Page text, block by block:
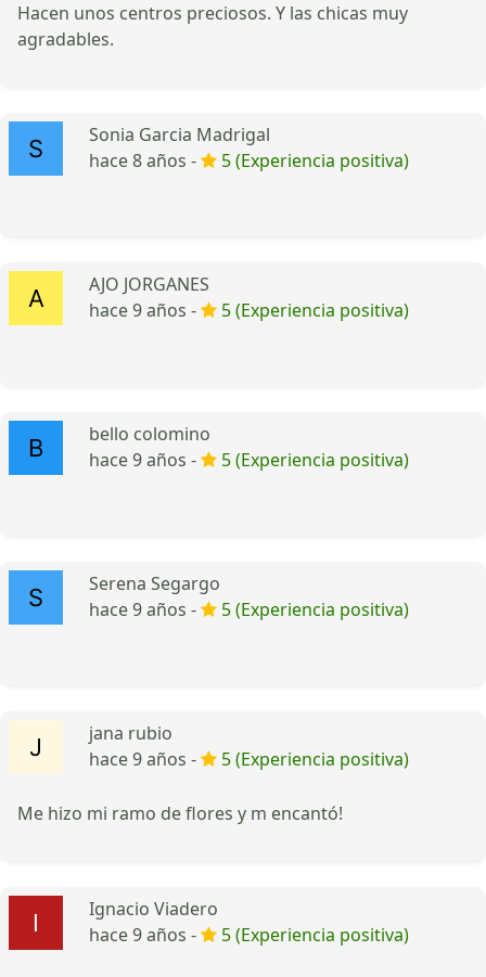
Hacen unos centros preciosos. Y las chicas muy
agradables.
Sonia Garcia Madrigal
hace 8 años -
5 (Experiencia positiva)
AJO JORGANES
hace 9 años -
5 (Experiencia positiva)
bello colomino
hace 9 años -
5 (Experiencia positiva)
Serena Segargo
hace 9 años -
5 (Experiencia positiva)
jana rubio
hace 9 años -
5 (Experiencia positiva)
Me hizo mi ramo de flores y m encantó!
Ignacio Viadero
hace 9 años -
5 (Experiencia positiva)